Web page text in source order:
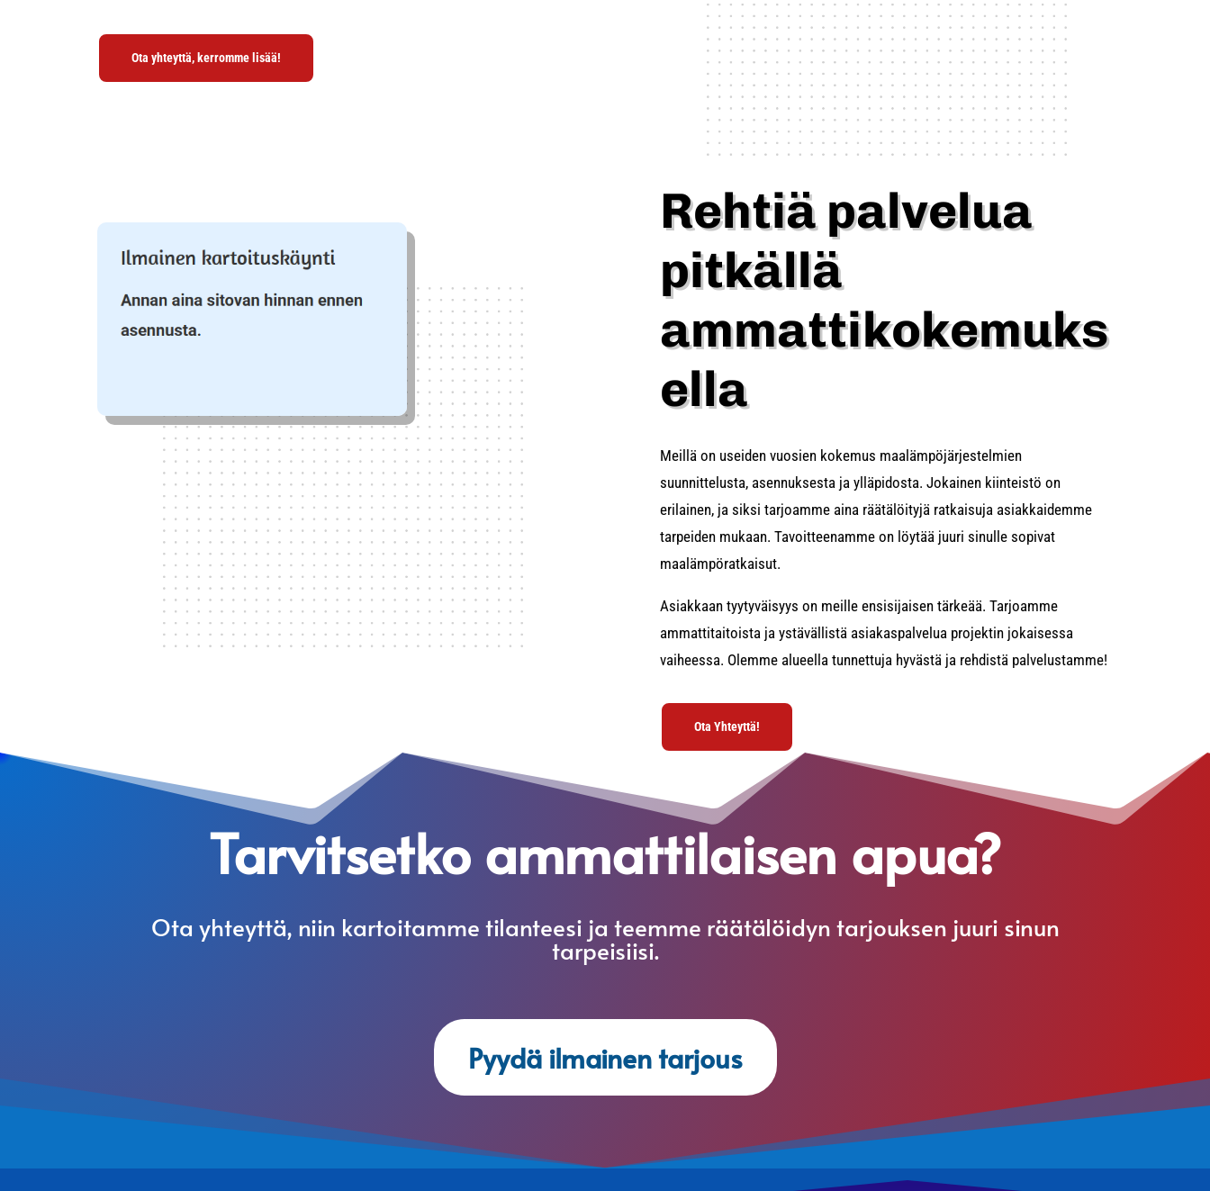
Ota yhteyttä, kerromme lisää!
Rehtiä palvelua
pitkällä
ammattikokemuks
ella
Meillä on useiden vuosien kokemus maalämpöjärjestelmien
suunnittelusta, asennuksesta ja ylläpidosta. Jokainen kiinteistö on
erilainen, ja siksi tarjoamme aina räätälöityjä ratkaisuja asiakkaidemme
tarpeiden mukaan. Tavoitteenamme on löytää juuri sinulle sopivat
maalämpöratkaisut.
Asiakkaan tyytyväisyys on meille ensisijaisen tärkeää. Tarjoamme
ammattitaitoista ja ystävällistä asiakaspalvelua projektin jokaisessa
vaiheessa. Olemme alueella tunnettuja hyvästä ja rehdistä palvelustamme!
Ota Yhteyttä!
Tarvitsetko ammattilaisen apua?
Ota yhteyttä, niin kartoitamme tilanteesi ja teemme räätälöidyn tarjouksen juuri sinun
tarpeisiisi.
Pyydä ilmainen tarjous